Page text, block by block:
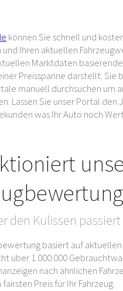
können Sie schnell und
Ihren aktuellen
Marktdaten
Preisspanne darstellt. Sie
manuell durchsuchen um
Lassen Sie unser Portal den
was Ihr Auto noch
den Kulissen passiert
basiert auf
über 1.000.000
nach ähnlichen
Preis für Ihr Fahrzeug.